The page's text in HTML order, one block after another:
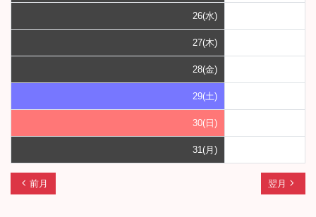
26(水)
27(木)
28(金)
29(土)
30(日)
31(月)
chevron_left 前月 翌月 navigate_next